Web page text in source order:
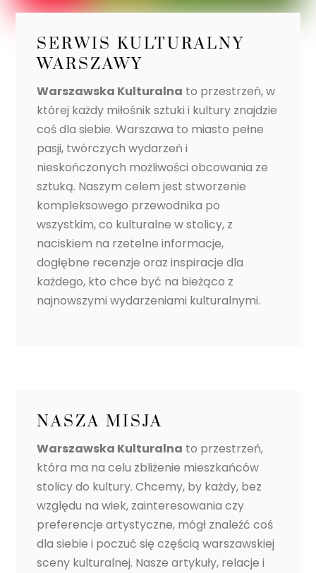
SERWIS KULTURALNY
WARSZAWY
Warszawska Kulturalna to przestrzeń, w
której każdy miłośnik sztuki i kultury znajdzie
coś dla siebie. Warszawa to miasto pełne
pasji, twórczych wydarzeń i
nieskończonych możliwości obcowania ze
sztuką. Naszym celem jest stworzenie
kompleksowego przewodnika po
wszystkim, co kulturalne w stolicy, z
naciskiem na rzetelne informacje,
dogłębne recenzje oraz inspiracje dla
każdego, kto chce być na bieżąco z
najnowszymi wydarzeniami kulturalnymi.
NASZA MISJA
Warszawska Kulturalna to przestrzeń,
która ma na celu zbliżenie mieszkańców
stolicy do kultury. Chcemy, by każdy, bez
względu na wiek, zainteresowania czy
preferencje artystyczne, mógł znaleźć coś
dla siebie i poczuć się częścią warszawskiej
sceny kulturalnej. Nasze artykuły, relacje i